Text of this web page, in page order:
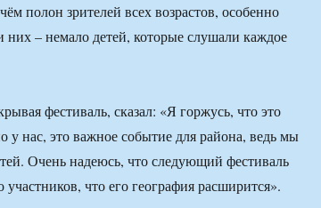
полон зрителей всех возрастов, особенно
них – немало детей, которые слушали каждое
фестиваль, сказал: «Я горжусь, что это
у нас, это важное событие для района, ведь мы
Очень надеюсь, что следующий фестиваль
что его география расширится».